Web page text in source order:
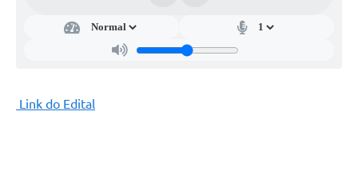
Link do Edital